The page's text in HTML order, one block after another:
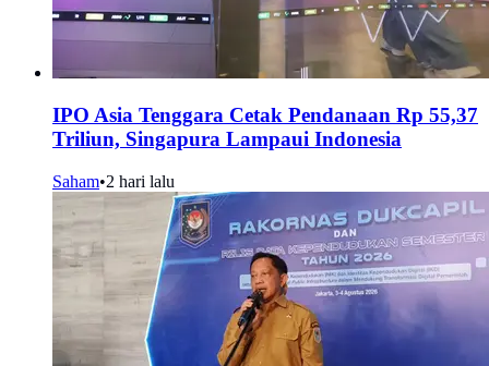
IPO Asia Tenggara Cetak Pendanaan Rp 55,37
Triliun, Singapura Lampaui Indonesia
Saham•2 hari lalu